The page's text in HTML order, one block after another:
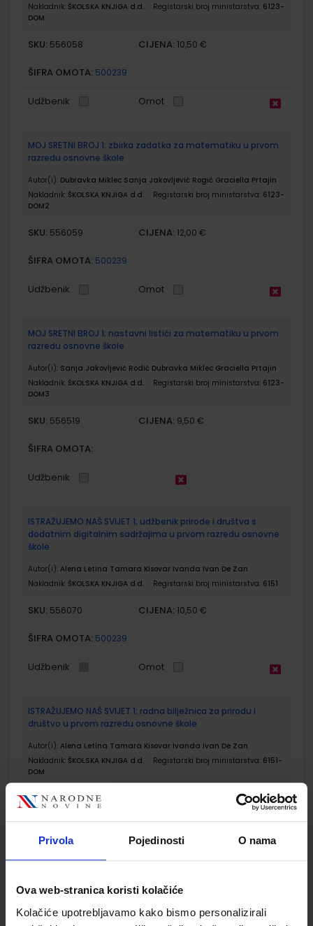
Privola Pojedinosti O nama
Ova web-stranica koristi kolačiće
Kolačiće upotrebljavamo kako bismo personalizirali
Nakladnik: ŠKOLSKA KNJIGA d.d. Registarski broj ministarstva: 6123-
DOM
SKU: 556058 CIJENA: 10,50 €
ŠIFRA OMOTA: 500239
Udžbenik Omot
MOJ SRETNI BROJ 1; zbirka zadatka za matematiku u prvom
razredu osnovne škole
Autor(i): Dubravka Miklec Sanja Jakovljević Rogić Graciella Prtajin
Nakladnik: ŠKOLSKA KNJIGA d.d. Registarski broj ministarstva: 6123-
DOM2
SKU: 556059 CIJENA: 12,00 €
ŠIFRA OMOTA: 500239
Udžbenik Omot
MOJ SRETNI BROJ 1; nastavni listići za matematiku u prvom
razredu osnovne škole
Autor(i): Sanja Jakovljević Rodić Dubravka Miklec Graciella Prtajin
Nakladnik: ŠKOLSKA KNJIGA d.d. Registarski broj ministarstva: 6123-
DOM3
SKU: 556519 CIJENA: 9,50 €
ŠIFRA OMOTA:
Udžbenik
ISTRAŽUJEMO NAŠ SVIJET 1; udžbenik prirode i društva s
dodatnim digitalnim sadržajima u prvom razredu osnovne
škole
Autor(i): Alena Letina Tamara Kisovar Ivanda Ivan De Zan
Nakladnik: ŠKOLSKA KNJIGA d.d. Registarski broj ministarstva: 6151
SKU: 556070 CIJENA: 10,50 €
ŠIFRA OMOTA: 500239
Udžbenik Omot
ISTRAŽUJEMO NAŠ SVIJET 1; radna bilježnica za prirodu i
društvo u prvom razredu osnovne škole
Autor(i): Alena Letina Tamara Kisovar Ivanda Ivan De Zan
Nakladnik: ŠKOLSKA KNJIGA d.d. Registarski broj ministarstva: 6151-
DOM
SKU:556071
ŠIFRA OMOTA:
društvo u prvom razredu osnovne škole